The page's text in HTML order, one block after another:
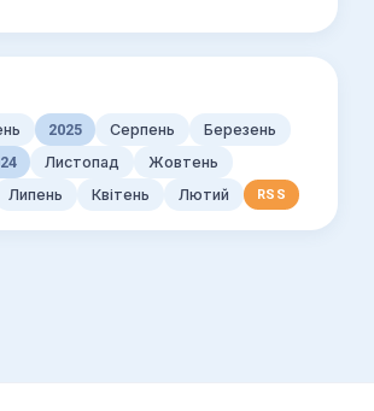
2025 Серпень
Березень
Листопад
Жовтень
Липень Квітень Лютий RSS